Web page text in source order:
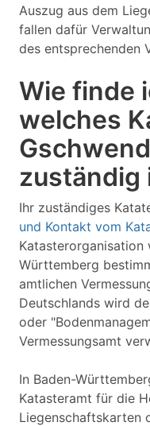
Auszug aus dem
fallen dafür
des entsprechenden
Wie finde
welches
zuständig
Ihr zuständiges
und Kontakt vom
Katasterorganisation
Württemberg
amtlichen
Deutschlands wird
oder
Vermessungsamt
In Baden-
Katasteramt für die
Liegenschaftskarten